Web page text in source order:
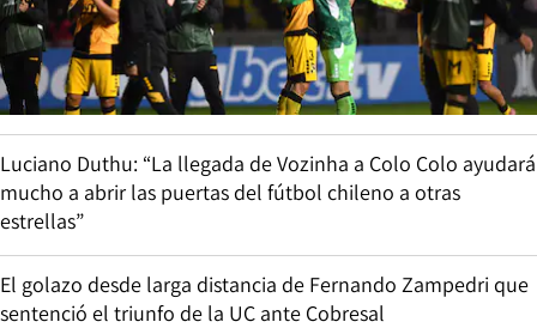
Luciano Duthu: “La llegada de Vozinha a Colo Colo ayudará
mucho a abrir las puertas del fútbol chileno a otras
estrellas”
El golazo desde larga distancia de Fernando Zampedri que
sentenció el triunfo de la UC ante Cobresal